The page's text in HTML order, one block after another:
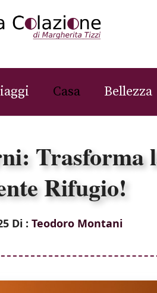
Casa Bellezza
Trasforma
Rifugio!
Di : Teodoro Montani